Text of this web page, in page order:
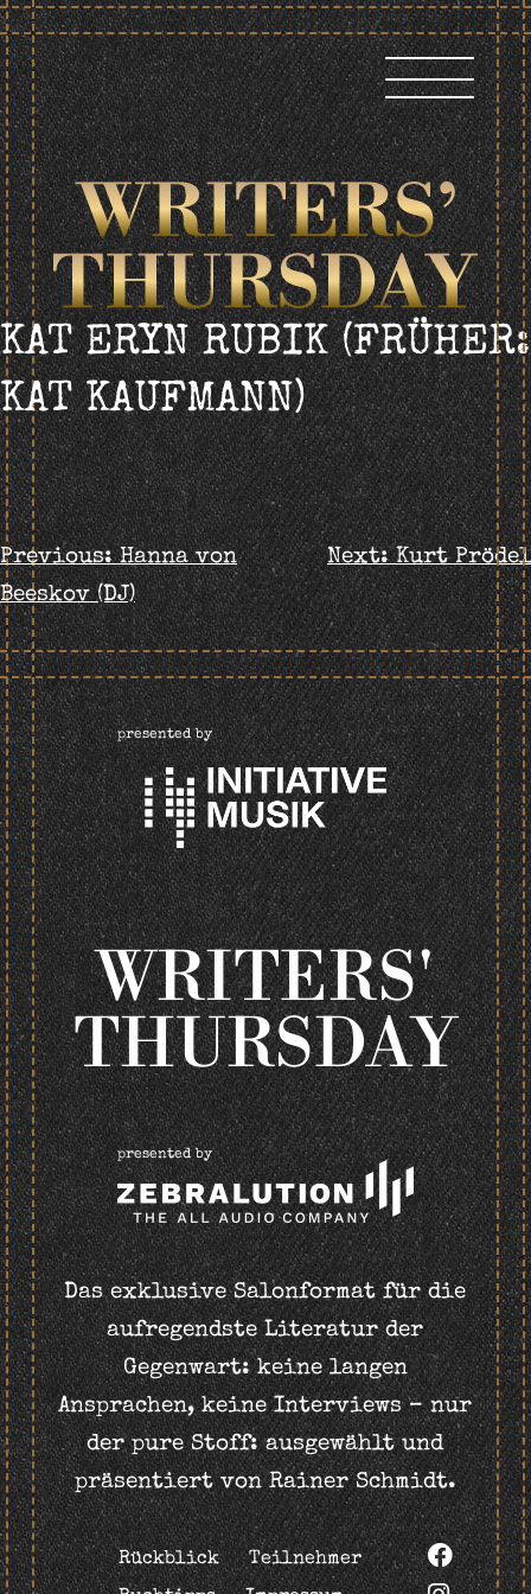
Skip
to
content
KAT ERYN RUBIK (FRÜHER:
KAT KAUFMANN)
BEITRAGS-
NAVIGATION
Previous: Hanna von
Beeskov (DJ)
Next: Kurt Prödel
presented by
WRITERS'
THURSDAY
presented by
Das exklusive Salonformat für die
aufregendste Literatur der
Gegenwart: keine langen
Ansprachen, keine Interviews – nur
der pure Stoff: ausgewählt und
präsentiert von Rainer Schmidt.
Rückblick
Teilnehmer